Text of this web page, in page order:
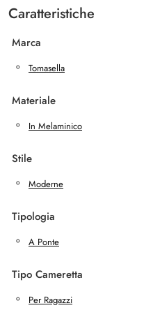
Caratteristiche
Marca
Tomasella
Materiale
In Melaminico
Stile
Moderne
Tipologia
A Ponte
Tipo Cameretta
Per Ragazzi